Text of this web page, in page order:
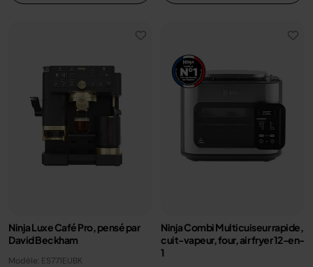
Ninja Luxe Café Pro, pensé par
David Beckham
Modèle: ES771EUBK
Ninja Combi Multicuiseur rapide,
cuit-vapeur, four, air fryer 12-en-
1